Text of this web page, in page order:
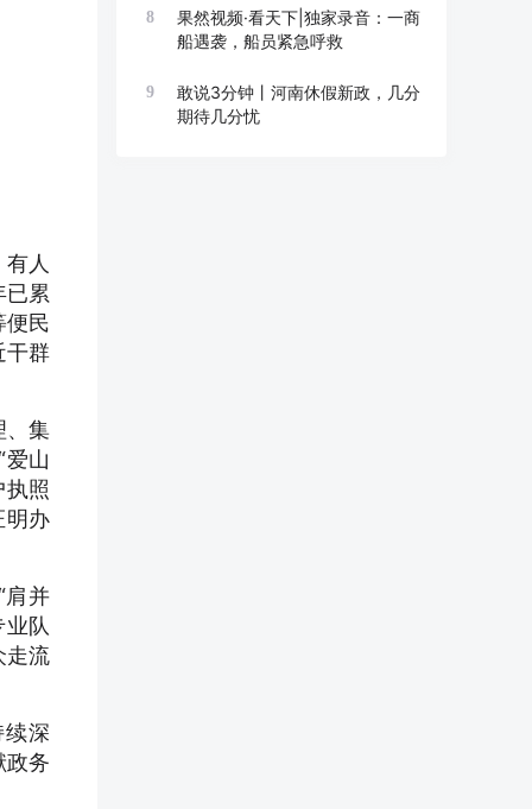
人
已累
便民
干群
、集
山
执照
明办
肩并
队
走流
深
政务
8
果然视频·看天下|独家录音：一商
船遇袭，船员紧急呼救
9
敢说3分钟丨河南休假新政，几分
期待几分忧